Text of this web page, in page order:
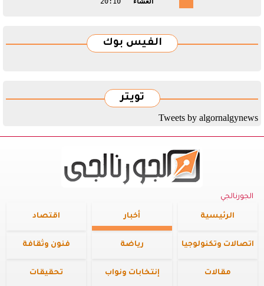
الفيس بوك
تويتر
Tweets by algornalgynews
الجورنالجي
الرئيسية أخبار اقتصاد
اتصالات وتكنولوجيا رياضة فنون وثقافة
مقالات إنتخابات ونواب تحقيقات